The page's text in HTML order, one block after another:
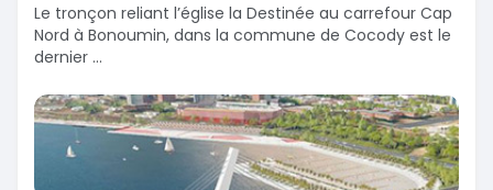
Le tronçon reliant l’église la Destinée au carrefour Cap
Nord à Bonoumin, dans la commune de Cocody est le
dernier ...